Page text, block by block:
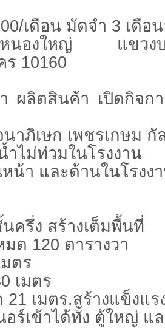
เดือน มัดจำ 3 เดือ
องใหญ่ แขวง
10160
ผลิตสินค้า เปิดกิจก
าภิเษก เพชรเกษม กั
ำไม่ท่วมในโรงงาน
น้า และด้านในโรงง
ครึ่ง สร้างเต็มพื้นที่
ด 120 ตารางวา
ตร
เมตร
21 เมตร.สร้างแข็งแร
อร์เข้าได้ทั้ง ตู้ใหญ่ แ